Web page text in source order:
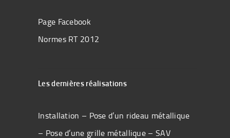
Page Facebook
Normes RT 2012
Les dernières réalisations
Installation – Pose d’un rideau métallique
– Pose d’une grille métallique – SAV